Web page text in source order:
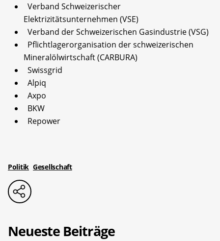
Verband Schweizerischer
Elektrizitätsunternehmen (VSE)
Verband der Schweizerischen Gasindustrie (VSG)
Pflichtlagerorganisation der schweizerischen
Mineralölwirtschaft (CARBURA)
Swissgrid
Alpiq
Axpo
BKW
Repower
Politik Gesellschaft
Neueste Beiträge